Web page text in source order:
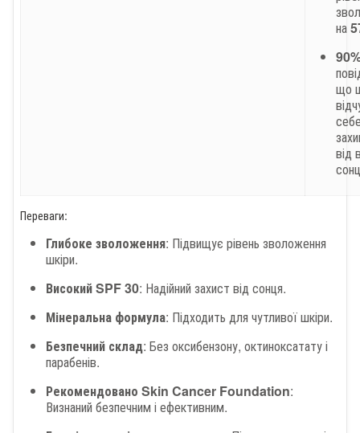
на
що
від
Переваги:
Глибоке зволоження: Підвищує рівень зволоження
шкіри.
Високий SPF 30: Надійний захист від сонця.
Мінеральна формула: Підходить для чутливої шкіри.
Безпечний склад: Без оксибензону, октиноксатату і
парабенів.
Рекомендовано Skin Cancer Foundation:
Визнаний безпечним і ефективним.